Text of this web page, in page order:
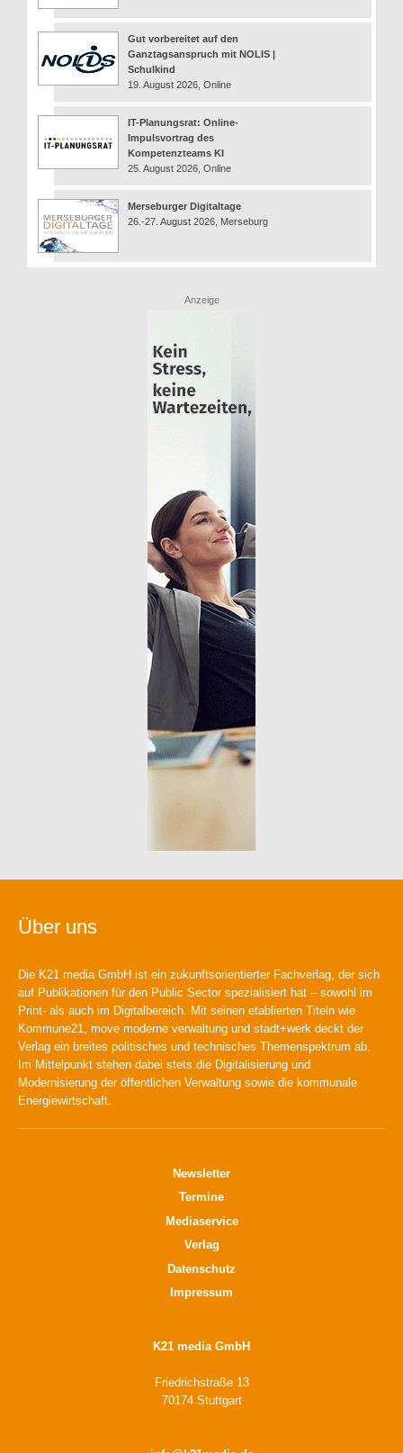
Gut vorbereitet auf den
Ganztagsanspruch mit NOLIS |
Schulkind
19. August 2026, Online
IT-Planungsrat: Online-
Impulsvortrag des
Kompetenzteams KI
25. August 2026, Online
Merseburger Digitaltage
26.-27. August 2026, Merseburg
Anzeige
Über uns
Die K21 media GmbH ist ein zukunftsorientierter Fachverlag, der sich
auf Publikationen für den Public Sector spezialisiert hat – sowohl im
Print- als auch im Digitalbereich. Mit seinen etablierten Titeln wie
Kommune21, move moderne verwaltung und stadt+werk deckt der
Verlag ein breites politisches und technisches Themenspektrum ab.
Im Mittelpunkt stehen dabei stets die Digitalisierung und
Modernisierung der öffentlichen Verwaltung sowie die kommunale
Energiewirtschaft.
Newsletter
Termine
Mediaservice
Verlag
Datenschutz
Impressum
K21 media GmbH
Friedrichstraße 13
70174 Stuttgart